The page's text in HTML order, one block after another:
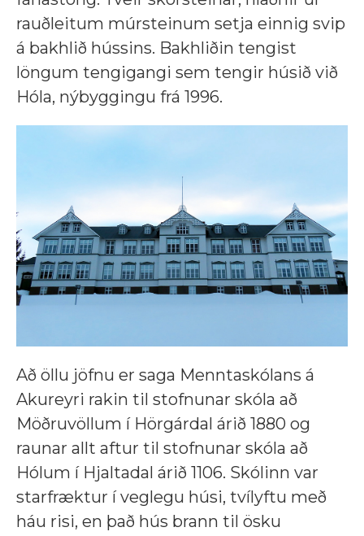
rauðleitum múrsteinum setja einnig svip
á bakhlið hússins. Bakhliðin tengist
löngum tengigangi sem tengir húsið við
Hóla, nýbyggingu frá 1996.
Að öllu jöfnu er saga Menntaskólans á
Akureyri rakin til stofnunar skóla að
Möðruvöllum í Hörgárdal árið 1880 og
raunar allt aftur til stofnunar skóla að
Hólum í Hjaltadal árið 1106. Skólinn var
starfræktur í veglegu húsi, tvílyftu með
háu risi, en það hús brann til ösku